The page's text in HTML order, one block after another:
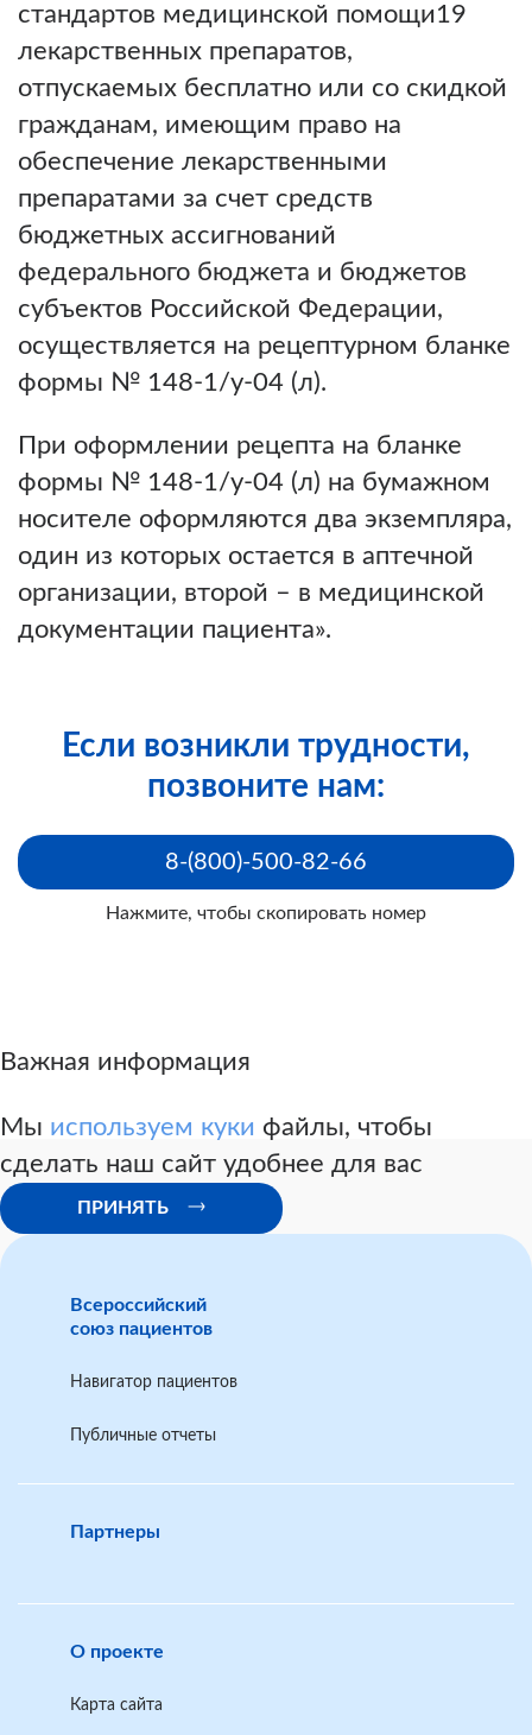
стандартов медицинской помощи19
лекарственных препаратов,
отпускаемых бесплатно или со скидкой
гражданам, имеющим право на
обеспечение лекарственными
препаратами за счет средств
бюджетных ассигнований
федерального бюджета и бюджетов
субъектов Российской Федерации,
осуществляется на рецептурном бланке
формы № 148-1/у-04 (л).
При оформлении рецепта на бланке
формы № 148-1/у-04 (л) на бумажном
носителе оформляются два экземпляра,
один из которых остается в аптечной
организации, второй – в медицинской
документации пациента».
Если возникли трудности,
позвоните нам:
8-(800)-500-82-66
Нажмите, чтобы скопировать номер
Важная информация
Мы используем куки файлы, чтобы
сделать наш сайт удобнее для вас
ПРИНЯТЬ
Всероссийский
союз пациентов
Навигатор пациентов
Публичные отчеты
Партнеры
О проекте
Карта сайта